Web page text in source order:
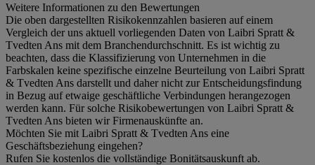
Weitere Informationen zu den Bewertungen
Die oben dargestellten Risikokennzahlen basieren auf einem
Vergleich der uns aktuell vorliegenden Daten von Laibri Spratt &
Tvedten Ans mit dem Branchendurchschnitt. Es ist wichtig zu
beachten, dass die Klassifizierung von Unternehmen in die
Farbskalen keine spezifische einzelne Beurteilung von Laibri Spratt
& Tvedten Ans darstellt und daher nicht zur Entscheidungsfindung
in Bezug auf etwaige geschäftliche Verbindungen herangezogen
werden kann. Für solche Risikobewertungen von Laibri Spratt &
Tvedten Ans bieten wir Firmenauskünfte an.
Möchten Sie mit Laibri Spratt & Tvedten Ans eine
Geschäftsbeziehung eingehen?
Rufen Sie kostenlos die vollständige Bonitätsauskunft ab.